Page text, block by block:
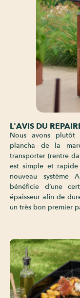
L'AVIS DU
Nous avons plutôt
plancha de la
transporter (rentre
est simple et
nouveau système
bénéficie d’une
épaisseur afin de
un très bon premier